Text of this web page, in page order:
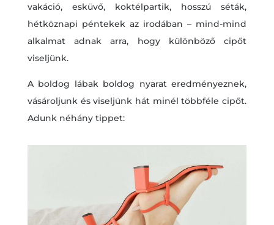
vakáció, esküvő, koktélpartik, hosszú séták,
hétköznapi péntekek az irodában – mind-mind
alkalmat adnak arra, hogy különböző cipőt
viseljünk.
A boldog lábak boldog nyarat eredményeznek,
vásároljunk és viseljünk hát minél többféle cipőt.
Adunk néhány tippet: